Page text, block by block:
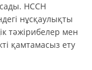
HCCH
нұсқаулықты
тәжірибелер мен
қамтамасыз ету